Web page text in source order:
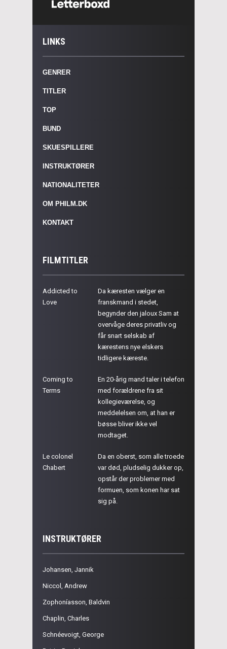
LINKS
GENRER
TITLER
TOP
BUND
SKUESPILLERE
INSTRUKTØRER
NATIONALITETER
OM PHILM.DK
KONTAKT
FILMTITLER
Addicted to
Love
Da kæresten vælger en
franskmand i stedet,
begynder den jaloux Sam at
overvåge deres privatliv og
får snart selskab af
kærestens nye elskers
tidligere kæreste.
Coming to
Terms
En 20-årig mand taler i telefon
med forældrene fra sit
kollegieværelse, og
meddelelsen om, at han er
bøsse bliver ikke vel
modtaget.
Le colonel
Chabert
Da en oberst, som alle troede
var død, pludselig dukker op,
opstår der problemer med
formuen, som konen har sat
sig på.
INSTRUKTØRER
Johansen, Jannik
Niccol, Andrew
Zophoníasson, Baldvin
Chaplin, Charles
Schnéevoigt, George